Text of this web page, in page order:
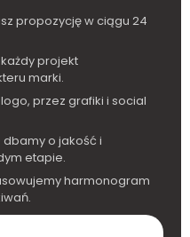
propozycję w ciągu 24
projekt
marki.
przez grafiki i social
o jakość i
etapie.
harmonogram